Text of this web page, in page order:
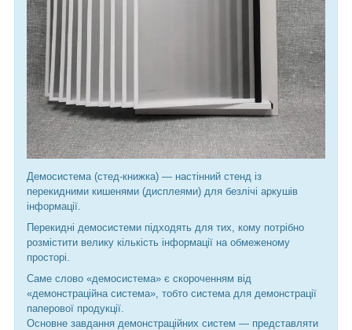
Демосистема (стед-книжка) — настінний стенд із
перекидними кишенями (дисплеями) для безлічі аркушів
інформації.
Перекидні демосистеми підходять для тих, кому потрібно
розмістити велику кількість інформації на обмеженому
просторі.
Саме слово «демосистема» є скороченням від
«демонстраційна система», тобто система для демонстрації
паперової продукції.
Основне завдання демонстраційних систем — представляти